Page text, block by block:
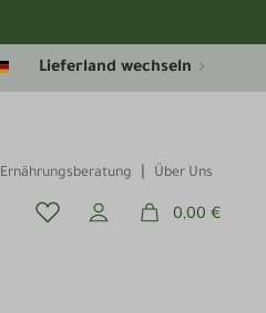
Lieferland wechseln
Ernährungsberatung Über Uns
0,00 €